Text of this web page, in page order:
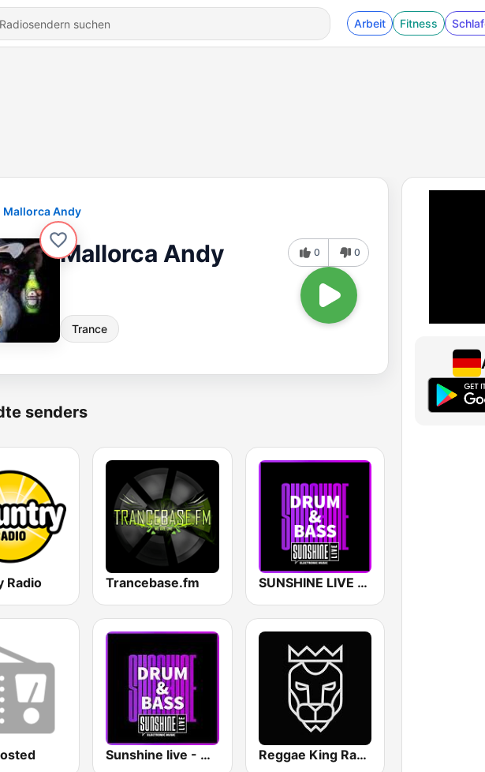
Arbeit Fitness
Mallorca Andy
Mallorca Andy
Trance
0 0
senders
Radio Trancebase.fm SUNSHINE LIVE - Drum & Bass
Sunshine live - Drum N Bass Reggae King Radio